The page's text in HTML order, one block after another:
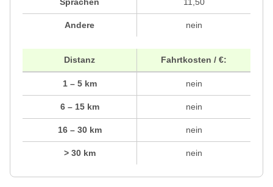
Andere nein
Distanz
1 – 5 km
6 – 15 km
16 – 30 km
> 30 km
Fahrtkosten / €:
nein
nein
nein
nein